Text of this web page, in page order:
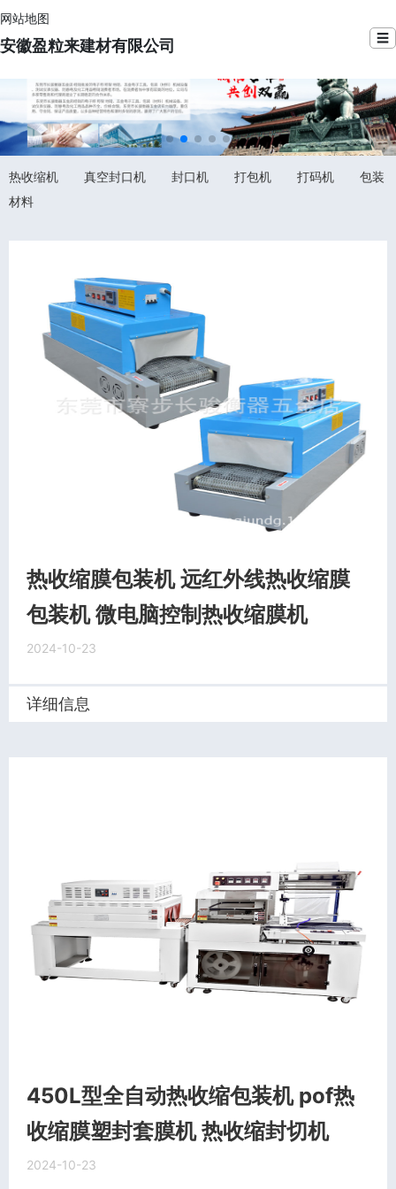
网站地图
安徽盈粒来建材有限公司 ☰
热收缩机 真空封口机 封口机 打包机 打码机
包装
材料
热收缩膜包装机 远红外线热收缩膜
包装机 微电脑控制热收缩膜机
2024-10-23
详细信息
450L型全自动热收缩包装机 pof热
收缩膜塑封套膜机 热收缩封切机
2024-10-23